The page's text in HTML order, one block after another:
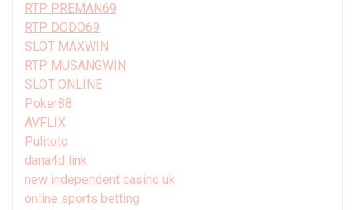
RTP PREMAN69
RTP DODO69
SLOT MAXWIN
RTP MUSANGWIN
SLOT ONLINE
Poker88
AVFLIX
Pulitoto
dana4d link
new independent casino uk
online sports betting